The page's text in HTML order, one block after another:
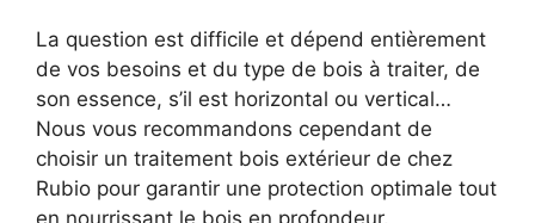
La question est difficile et dépend entièrement
de vos besoins et du type de bois à traiter, de
son essence, s’il est horizontal ou vertical…
Nous vous recommandons cependant de
choisir un traitement bois extérieur de chez
Rubio pour garantir une protection optimale tout